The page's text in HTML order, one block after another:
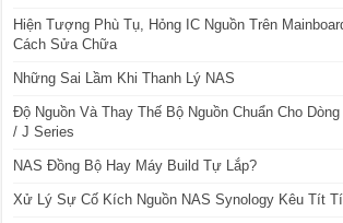
Hiện Tượng Phù Tụ, Hỏng IC Nguồn Trên
Cách Sửa Chữa
Những Sai Lầm Khi Thanh Lý NAS
Độ Nguồn Và Thay Thế Bộ Nguồn Chuẩn Cho
/ J Series
NAS Đồng Bộ Hay Máy Build Tự Lắp?
Xử Lý Sự Cố Kích Nguồn NAS Synology Kêu Tít